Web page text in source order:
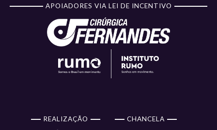
APOIADORES VIA LEI DE INCENTIVO
REALIZAÇÃO CHANCELA